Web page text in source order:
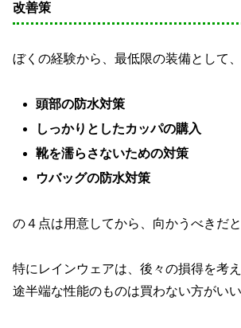
改善策
ぼくの経験から、最低限の装備として、
頭部の防水対策
しっかりとしたカッパの購入
靴を濡らさないための対策
ウバッグの防水対策
の４点は用意してから、向かうべきだと
特にレインウェアは、後々の損得を考
途半端な性能のものは買わない方がいい